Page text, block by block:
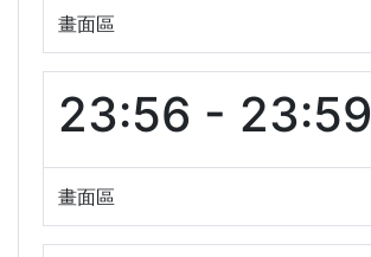
畫面區
23:56 - 23:59
畫面區